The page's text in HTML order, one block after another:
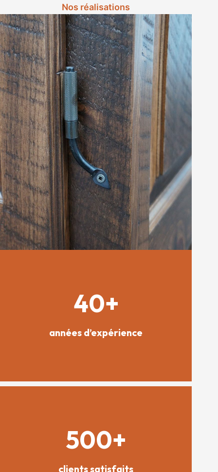
Nos réalisations
40+
années d’expérience
500+
clients satisfaits